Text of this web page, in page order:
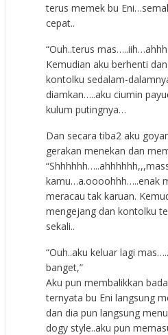
terus memek bu
cepat..
“Ouh..terus
Kemudian aku berhenti
kontolku sedalam-
diamkan…..aku ciumin
kulum putingnya…
Dan secara tiba2 aku
gerakan menekan dan
kamu…a.oooohhh…..enak
meracau tak karuan.
mengejang dan kontolku
sekali..
“Ouh..aku keluar lagi
banget,”
Aku pun membalikkan
ternyata bu Eni langsung
dan dia pun langsung
dogy style..aku pun